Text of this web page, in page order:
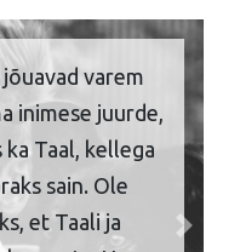
varem
inimese juurde,
ka Taal, kellega
sain. Ole
et Taali ja
Next